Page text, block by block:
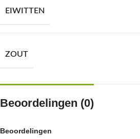
EIWITTEN
ZOUT
Beoordelingen (0)
Beoordelingen